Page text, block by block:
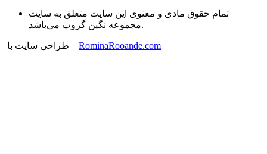
تمام حقوق مادی و معنوی این سایت متعلق به سایت
مجموعه نگین گروپ می‌باشد.
RominaRooande.com